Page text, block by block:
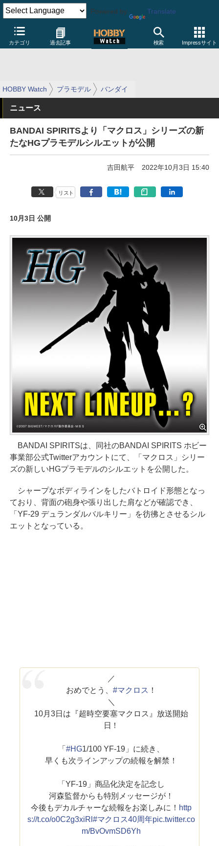
Powered by Translate
カテゴリ 過去記事 検索 Impressサイト
HOBBY Watch プラモデル バンダイ
ニュース
BANDAI SPIRITSより「マクロス」シリーズの新
たなHGプラモデルシルエットが公開
吉田航平 2022年10月3日 15:40
リスト
10月3日 公開
BANDAI SPIRITSは、同社のBANDAI SPIRITS ホビー
事業部公式Twitterアカウントにて、「マクロス」シリー
ズの新しいHGプラモデルのシルエットを公開した。
シャープなボディラインをしたバトロイド形態となっ
ており、背面の砲身や張り出した肩などが確認でき、
「YF-29 デュランダルバルキリー」を彷彿とさせるシル
エットとなっている。
／
おめでとう、 #マクロス ！
＼
10月3日は『超時空要塞マクロス』放送開始
日！
「#HG1/100 YF-19」に続き、
早くも次ラインアップの続報を解禁！
「YF-19」商品化決定を記念し
河森監督からも特別メッセージが！
今後もデカルチャーな続報をお楽しみに！ http
s://t.co/o0C2g3xiRl #マクロス40周年pic.twitter.co
m/BvOvmSD6Yh